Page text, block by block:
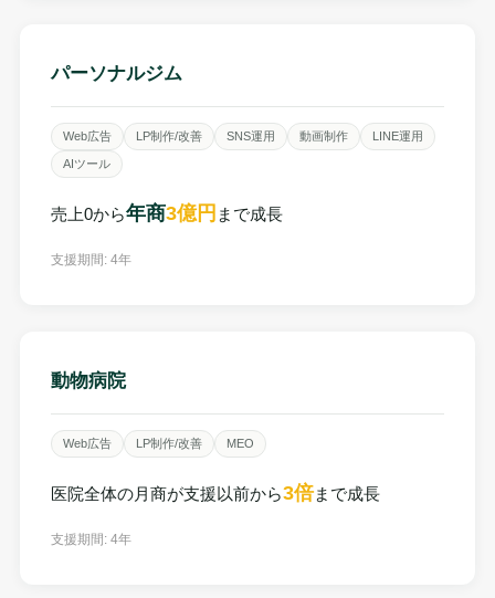
パーソナルジム
Web広告 LP制作/改善 SNS運用 動画制作 LINE運用
AIツール
売上0から年商3億円 まで成長
支援期間: 4年
動物病院
Web広告 LP制作/改善 MEO
医院全体の月商が支援以前から3倍まで成長
支援期間: 4年